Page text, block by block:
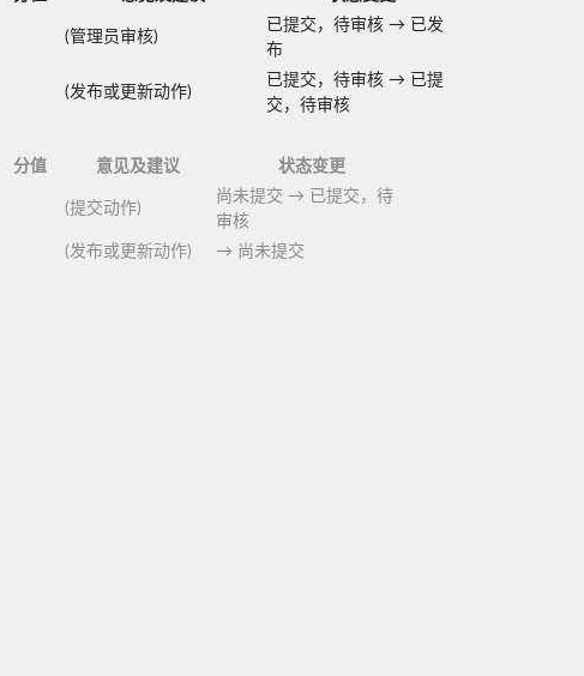
(管理员审核)
已提交，待审核 → 已发
布
(发布或更新动作)
已提交，待审核 → 已提
交，待审核
分值 意见及建议 状态变更
(提交动作)
尚未提交 → 已提交，待
审核
(发布或更新动作) → 尚未提交